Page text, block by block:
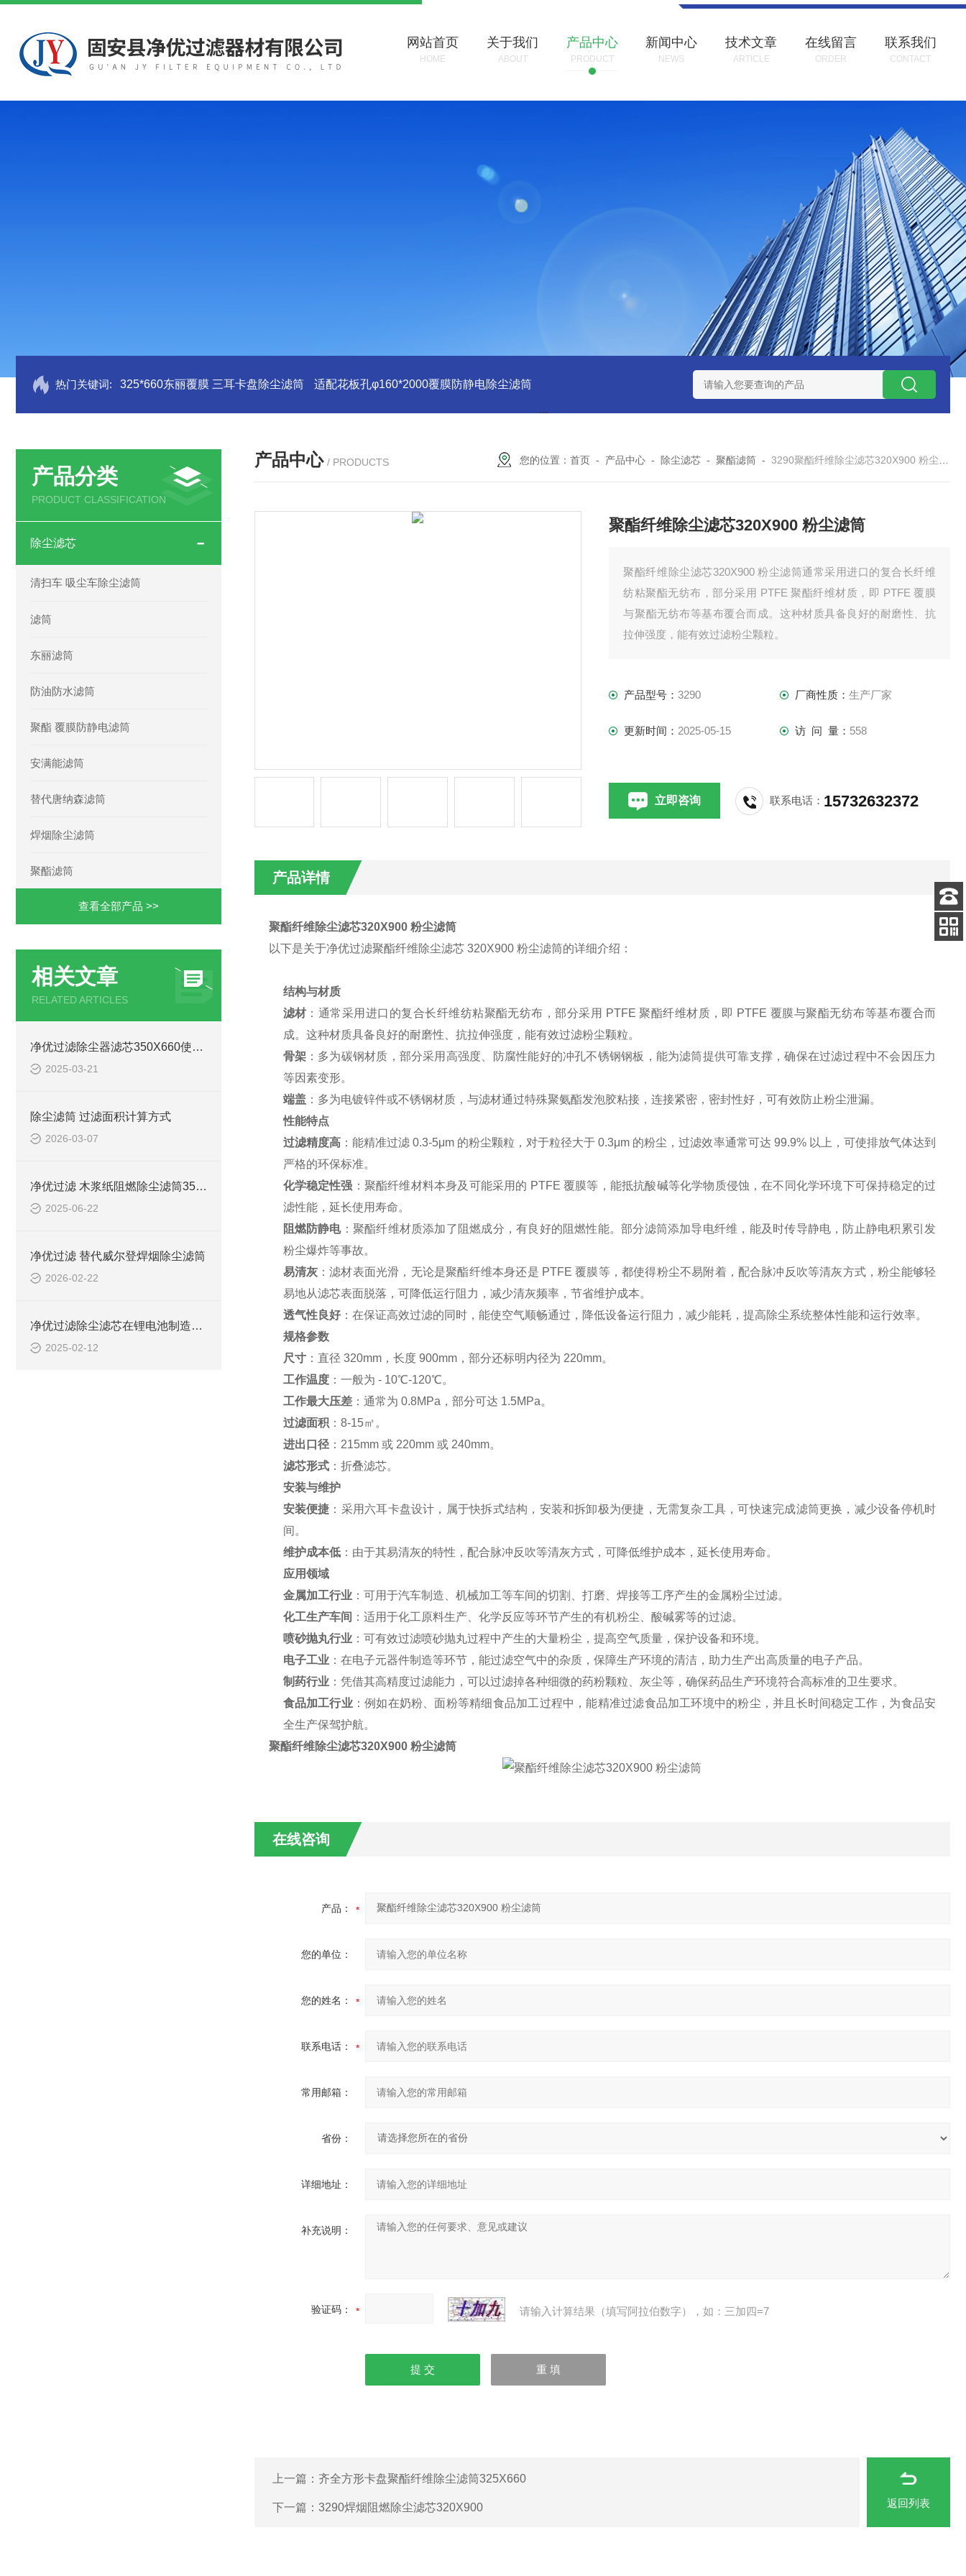
网站首页
HOME
关于我们
ABOUT
产品中心
PRODUCT
新闻中心
NEWS
技术文章
ARTICLE
在线留言
ORDER
联系我们
CONTACT
热门关键词: 325*660东丽覆膜 三耳卡盘除尘滤筒 适配花板孔φ160*2000覆膜防静电除尘滤筒 PU注胶 花板孔φ157*500防静电除尘滤芯 电焊车间 六耳快拆除尘滤筒 环保排放达
产品分类
PRODUCT CLASSIFICATION
除尘滤芯
清扫车 吸尘车除尘滤筒
滤筒
东丽滤筒
防油防水滤筒
聚酯 覆膜防静电滤筒
安满能滤筒
替代唐纳森滤筒
焊烟除尘滤筒
聚酯滤筒
查看全部产品 >>
相关文章
RELATED ARTICLES
净优过滤除尘器滤芯350X660使用说明
2025-03-21
除尘滤筒 过滤面积计算方式
2026-03-07
净优过滤 木浆纸阻燃除尘滤筒3566效率
2025-06-22
净优过滤 替代威尔登焊烟除尘滤筒
2026-02-22
净优过滤除尘滤芯在锂电池制造中的关键作用
2025-02-12
产品中心 / PRODUCTS 您的位置：首页 - 产品中心 - 除尘滤芯 -聚酯滤筒 -3290聚酯纤维除尘滤芯320X900 粉尘滤筒
聚酯纤维除尘滤芯320X900 粉尘滤筒
聚酯纤维除尘滤芯320X900 粉尘滤筒通常采用进口的复合长纤维
纺粘聚酯无纺布，部分采用 PTFE 聚酯纤维材质，即 PTFE 覆膜
与聚酯无纺布等基布覆合而成。这种材质具备良好的耐磨性、抗
拉伸强度，能有效过滤粉尘颗粒。
产品型号：3290 厂商性质： 生产厂家
更新时间： 2025-05-15 访 问 量： 558
立即咨询 联系电话： 15732632372
产品详情
聚酯纤维除尘滤芯320X900 粉尘滤筒
以下是关于净优过滤聚酯纤维除尘滤芯 320X900 粉尘滤筒的详细介绍：
结构与材质
滤材 ：通常采用进口的复合长纤维纺粘聚酯无纺布，部分采用 PTFE 聚酯纤维材质，即 PTFE 覆膜与聚酯无纺布等基布覆合而
成。这种材质具备良好的耐磨性、抗拉伸强度，能有效过滤粉尘颗粒。
骨架：多为碳钢材质，部分采用高强度、防腐性能好的冲孔不锈钢钢板，能为滤筒提供可靠支撑，确保在过滤过程中不会因压力
等因素变形。
端盖：多为电镀锌件或不锈钢材质，与滤材通过特殊聚氨酯发泡胶粘接，连接紧密，密封性好，可有效防止粉尘泄漏。
性能特点
过滤精度高：能精准过滤 0.3-5μm 的粉尘颗粒，对于粒径大于 0.3μm 的粉尘，过滤效率通常可达 99.9% 以上，可使排放气体达到
严格的环保标准。
化学稳定性强 ：聚酯纤维材料本身及可能采用的 PTFE 覆膜等，能抵抗酸碱等化学物质侵蚀，在不同化学环境下可保持稳定的过
滤性能，延长使用寿命。
阻燃防静电：聚酯纤维材质添加了阻燃成分，有良好的阻燃性能。部分滤筒添加导电纤维，能及时传导静电，防止静电积累引发
粉尘爆炸等事故。
易清灰 ：滤材表面光滑，无论是聚酯纤维本身还是 PTFE 覆膜等，都使得粉尘不易附着，配合脉冲反吹等清灰方式，粉尘能够轻
易地从滤芯表面脱落，可降低运行阻力，减少清灰频率，节省维护成本。
透气性良好：在保证高效过滤的同时，能使空气顺畅通过，降低设备运行阻力，减少能耗，提高除尘系统整体性能和运行效率。
规格参数
尺寸：直径 320mm，长度 900mm，部分还标明内径为 220mm。
工作温度：一般为 - 10℃-120℃。
工作最大压差：通常为 0.8MPa，部分可达 1.5MPa。
过滤面积：8-15㎡。
进出口径：215mm 或 220mm 或 240mm。
滤芯形式：折叠滤芯。
安装与维护
安装便捷 ：采用六耳卡盘设计，属于快拆式结构，安装和拆卸极为便捷，无需复杂工具，可快速完成滤筒更换，减少设备停机时
间。
维护成本低：由于其易清灰的特性，配合脉冲反吹等清灰方式，可降低维护成本，延长使用寿命。
应用领域
金属加工行业：可用于汽车制造、机械加工等车间的切割、打磨、焊接等工序产生的金属粉尘过滤。
化工生产车间 ：适用于化工原料生产、化学反应等环节产生的有机粉尘、酸碱雾等的过滤。
喷砂抛丸行业：可有效过滤喷砂抛丸过程中产生的大量粉尘，提高空气质量，保护设备和环境。
电子工业：在电子元器件制造等环节，能过滤空气中的杂质，保障生产环境的清洁，助力生产出高质量的电子产品。
制药行业：凭借其高精度过滤能力，可以过滤掉各种细微的药粉颗粒、灰尘等，确保药品生产环境符合高标准的卫生要求。
食品加工行业：例如在奶粉、面粉等精细食品加工过程中，能精准过滤食品加工环境中的粉尘，并且长时间稳定工作，为食品安
全生产保驾护航。
聚酯纤维除尘滤芯320X900 粉尘滤筒
在线咨询
产品：
您的单位：
您的姓名：
联系电话：
常用邮箱：
省份：
详细地址：
补充说明：
验证码： 请输入计算结果（填写阿拉伯数字），如：三加四=7
上一篇： 齐全方形卡盘聚酯纤维除尘滤筒325X660
下一篇： 3290焊烟阻燃除尘滤芯320X900 返回列表
客服
电话